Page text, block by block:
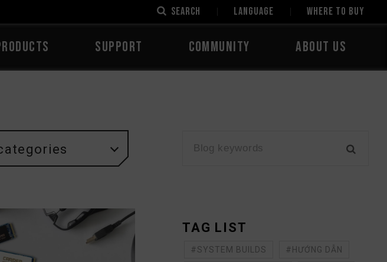
SEARCH LANGUAGE Where to Buy
SUPPORT COMMUNITY ABOUT US
TAG LIST
#SYSTEM BUILDS #HƯỚNG DẪN